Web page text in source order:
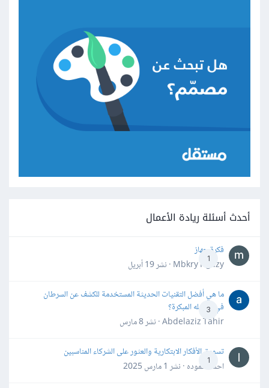
أحدث أسئلة ريادة الأعمال
1
فكرة جهاز
Mbkry Hgazy · نشر
19 أبريل
3
ما هي أفضل التقنيات الحديثة المستخدمة للكشف عن السرطان
في مراحله المبكرة؟
Abdelaziz Tahir · نشر
8 مارس
1
تسويق الأفكار الابتكارية والعثور على الشركاء المناسبين
احمد حموده · نشر 1 مارس 2025